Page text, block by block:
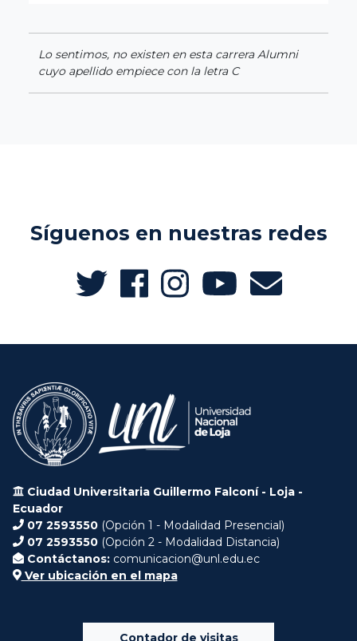
Lo sentimos, no existen en esta carrera Alumni
cuyo apellido empiece con la letra C
Síguenos en nuestras redes
Ciudad Universitaria Guillermo Falconí - Loja -
Ecuador
07 2593550 (Opción 1 - Modalidad Presencial)
07 2593550 (Opción 2 - Modalidad Distancia)
Contáctanos: comunicacion@unl.edu.ec
Ver ubicación en el mapa
Contador de visitas